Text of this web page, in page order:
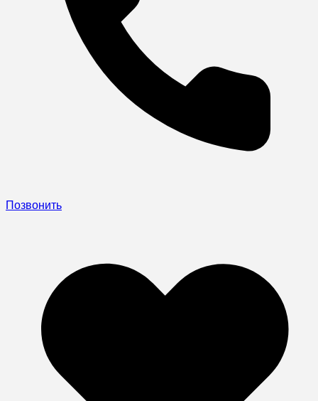
Позвонить